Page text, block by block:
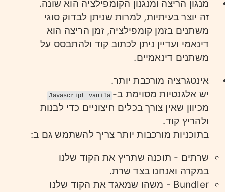
מנגון הריצה ומנגנון הקומפילציה הוא שונה.
זה יוצר בעיתיות, למרות שניתן לבדוק סוגי
משתנים בזמן קומפילציה, זמן הריצה הוא
דינאמי ועדיין ניתן לכתוב קוד ולהתבסס על
משתנים דינאמיים.
אינטגרציה מורכבת יותר.
יש אלגנטיות מסוימת ב- Javascript vanila
מכיוון שאין צורך בכלים חיצוניים כדי לבנות
ולהריץ קוד.
בתוכניות מורכבות יותר צריך להשתמש גם ב:
שרתים - תוכנה שתריץ את הקוד שלנו
במקרה ואנחנו בצד שרת.
Bundler - משהו שמאגד את הקוד שלנו